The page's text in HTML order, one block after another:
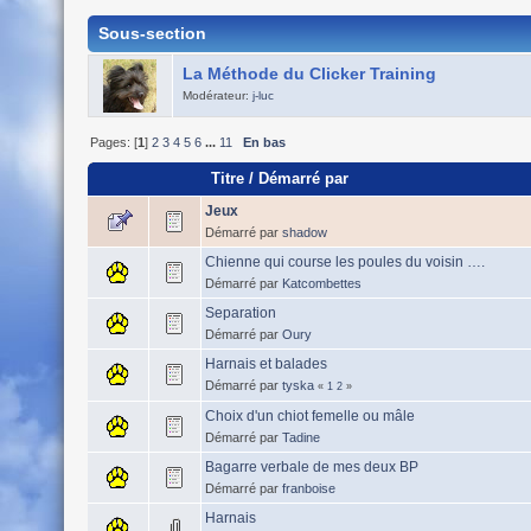
Sous-section
La Méthode du Clicker Training
Modérateur:j-luc
Pages: [1] 2 3 4 5 6 ... 11 En bas
Titre/ Démarré par
Jeux
Démarré par shadow
Chienne qui course les poules du voisin ….
Démarré par Katcombettes
Separation
Démarré par Oury
Harnais et balades
Démarré par tyska « 1 2»
Choix d'un chiot femelle ou mâle
Démarré par Tadine
Bagarre verbale de mes deux BP
Démarré par franboise
Harnais